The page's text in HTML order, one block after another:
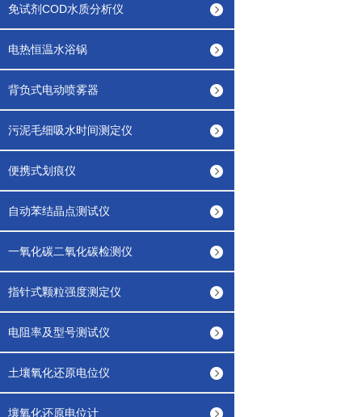
免试剂COD水质分析仪
电热恒温水浴锅
背负式电动喷雾器
污泥毛细吸水时间测定仪
便携式划痕仪
自动苯结晶点测试仪
一氧化碳二氧化碳检测仪
指针式颗粒强度测定仪
电阻率及型号测试仪
土壤氧化还原电位仪
壤氧化还原电位计